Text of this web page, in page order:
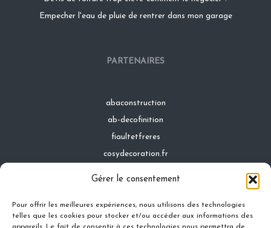
Gérer le consentement
Pour offrir les meilleures expériences, nous utilisons des technologies
telles que les cookies pour stocker et/ou accéder aux informations des
Empecher l'eau de pluie de rentrer dans mon garage
PARTENAIRES
abaconstruction
ab-decofinition
fiaultetfreres
cosydecoration.fr